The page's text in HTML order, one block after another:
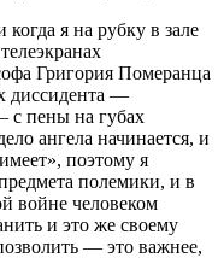
я на рубку в зале
Григория Померанца
диссидента —
пены на губах
ангела начинается, и
поэтому я
полемики, и в
войне человеком
и это же своему
— это важнее,